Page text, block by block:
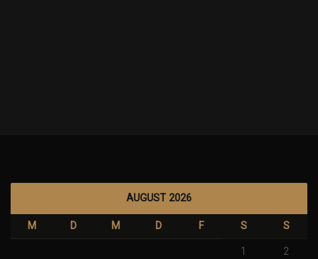
AUGUST 2026
M D M D F S S
1 2